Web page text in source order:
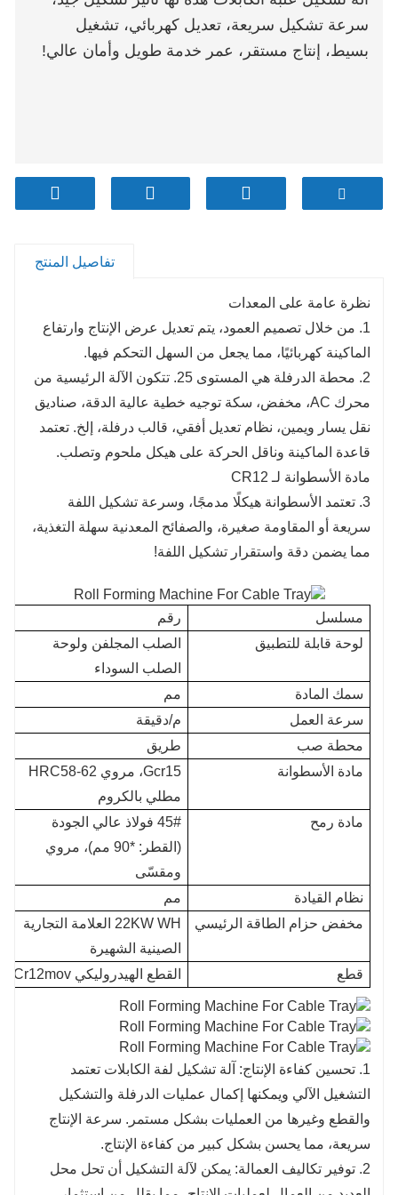
سرعة تشكيل سريعة، تعديل كهربائي، تشغيل
بسيط، إنتاج مستقر، عمر خدمة طويل وأمان عالي!
تفاصيل المنتج
نظرة عامة على المعدات
1. من خلال تصميم العمود، يتم تعديل عرض الإنتاج وارتفاع
الماكينة كهربائيًا، مما يجعل من السهل التحكم فيها.
2. محطة الدرفلة هي المستوى 25. تتكون الآلة الرئيسية من
محرك AC، مخفض، سكة توجيه خطية عالية الدقة، صناديق
نقل يسار ويمين، نظام تعديل أفقي، قالب درفلة، إلخ. تعتمد
قاعدة الماكينة وناقل الحركة على هيكل ملحوم وتصلب.
مادة الأسطوانة لـ CR12
3. تعتمد الأسطوانة هيكلًا مدمجًا، وسرعة تشكيل اللفة
سريعة أو المقاومة صغيرة، والصفائح المعدنية سهلة التغذية،
مما يضمن دقة واستقرار تشكيل اللفة!
مسلسل رقم
لوحة قابلة للتطبيق
الصلب المجلفن ولوحة
الصلب السوداء
سمك المادة
مم
سرعة العمل
م/دقيقة
محطة صب
طريق
مادة الأسطوانة
Gcr15، مروي HRC58-62
مطلي بالكروم
مادة رمح
45# فولاذ عالي الجودة
(القطر: *90 مم)، مروي
ومقسّى
نظام القيادة
مم
مخفض حزام الطاقة الرئيسي
22KW WH العلامة التجارية
الصينية الشهيرة
قطع
القطع الهيدروليكي Cr12mov
1. تحسين كفاءة الإنتاج: آلة تشكيل لفة الكابلات تعتمد
التشغيل الآلي ويمكنها إكمال عمليات الدرفلة والتشكيل
والقطع وغيرها من العمليات بشكل مستمر. سرعة الإنتاج
سريعة، مما يحسن بشكل كبير من كفاءة الإنتاج.
2. توفير تكاليف العمالة: يمكن لآلة التشكيل أن تحل محل